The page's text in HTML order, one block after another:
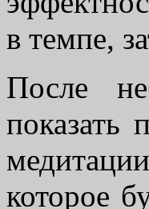
в темпе,
После
которое